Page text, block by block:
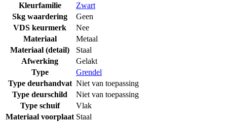
Kleurfamilie
Zwart
Skg waardering
Geen
VDS keurmerk
Nee
Materiaal
Metaal
Materiaal (detail)
Staal
Afwerking
Gelakt
Type
Grendel
Type deurhandvat Niet van toepassing
Type deurschild
Niet van toepassing
Type schuif
Vlak
Materiaal voorplaat Staal